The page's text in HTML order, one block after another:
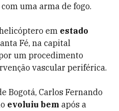
uma arma de fogo.
em estado
Fé, na capital
um procedimento
vascular periférica.
Bogotá, Carlos Fernando
evoluiu bem após a